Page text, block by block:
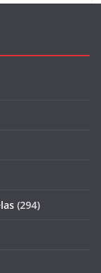
(294)